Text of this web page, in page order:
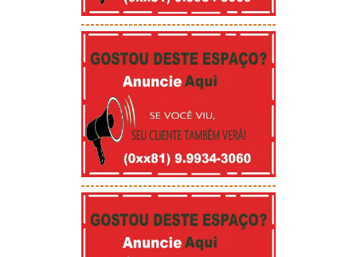
-----------------------------------------
-----------------------------------------